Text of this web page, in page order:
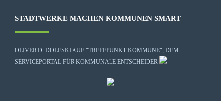
STADTWERKE MACHEN KOMMUNEN SMART
OLIVER D. DOLESKI AUF "TREFFPUNKT KOMMUNE", DEM
SERVICEPORTAL FÜR KOMMUNALE ENTSCHEIDER